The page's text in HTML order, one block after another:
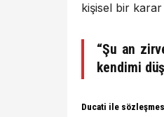
kişisel bir karar
“Şu an
kendimi
Ducati ile